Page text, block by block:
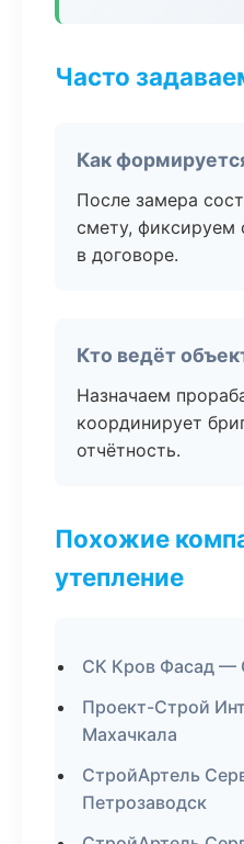
Часто
Как
После замера
смету, фиксируем
в договоре.
Кто ведёт
Назначаем
координирует
отчётность.
Похожие
утепление
СК Кров Фасад —
Проект-Строй
Махачкала
СтройАртель
Петрозаводск